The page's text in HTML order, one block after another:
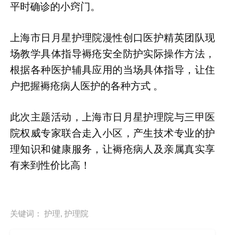
平时确诊的小窍门。
上海市日月星护理院漫性创口医护精英团队现
场教学具体指导褥疮安全防护实际操作方法，
根据各种医护辅具应用的当场具体指导，让住
户把握褥疮病人医护的各种方式 。
此次主题活动，上海市日月星护理院与三甲医
院权威专家联合走入小区，产生技术专业的护
理知识和健康服务，让褥疮病人及亲属真实享
有来到性价比高！
关键词： 护理, 护理院